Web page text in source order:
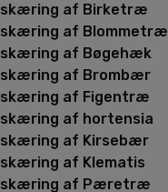
af Birketræ
af Blommetræ
af Bøgehæk
af Brombær
af Figentræ
af hortensia
af Kirsebær
af Klematis
af Pæretræ